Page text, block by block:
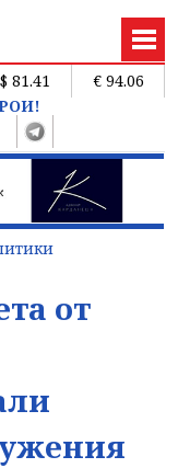
$ 81.41
€ 94.06
от